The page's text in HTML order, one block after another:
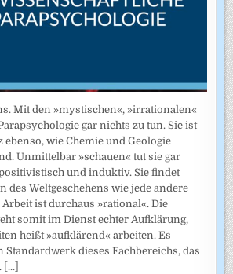
Mit den »mystischen«, »irrationalen«
gar nichts zu tun. Sie ist
ebenso, wie Chemie und Geologie
Unmittelbar »schauen« tut sie gar
und induktiv. Sie findet
des Weltgeschehens wie jede andere
ist durchaus »rational«. Die
somit im Dienst echter Aufklärung,
heißt »aufklärend« arbeiten. Es
Standardwerk dieses Fachbereichs, das
[...]